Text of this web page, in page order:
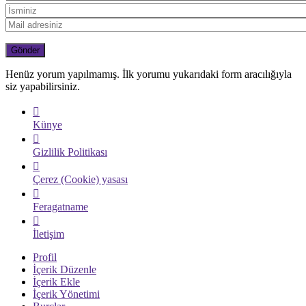
Henüz yorum yapılmamış. İlk yorumu yukarıdaki form aracılığıyla
siz yapabilirsiniz.
Künye
Gizlilik Politikası
Çerez (Cookie) yasası
Feragatname
İletişim
Profil
İçerik Düzenle
İçerik Ekle
İçerik Yönetimi